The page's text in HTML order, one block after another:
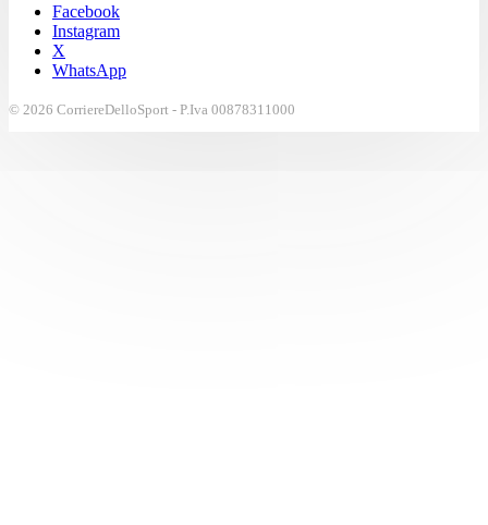
Facebook
Instagram
X
WhatsApp
© 2026 CorriereDelloSport - P.Iva 00878311000